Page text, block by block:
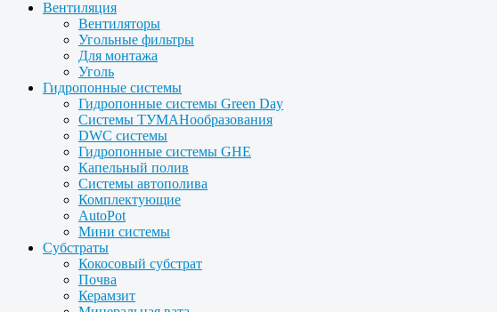
Вентиляция
Вентиляторы
Угольные фильтры
Для монтажа
Уголь
Гидропонные системы
Гидропонные системы Green Day
Системы ТУМАНообразования
DWC системы
Гидропонные системы GHE
Капельный полив
Системы автополива
Комплектующие
AutoPot
Мини системы
Субстраты
Кокосовый субстрат
Почва
Керамзит